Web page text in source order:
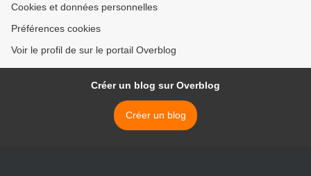
Cookies et données personnelles
Préférences cookies
Voir le profil de sur le portail Overblog
Créer un blog sur Overblog
Créer un blog